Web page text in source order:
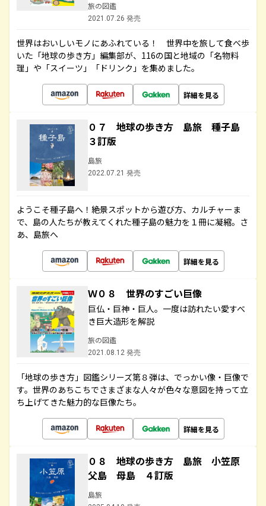
旅の図鑑
2021.07.26 発売
世界はおいしいモノにあふれている！ 世界中を旅して食べ歩
いた「地球の歩き方」編集部が、116の国と地域の「名物料
理」や「スイーツ」「ドリンク」を集めました。
詳細を見る
０７ 地球の歩き方 島旅 種子島
３訂版
島旅
2022.07.21 発売
ようこそ種子島へ！絶景スポットから遊び方、カルチャーま
で、島の人たちが教えてくれた種子島の魅力を１冊に凝縮。さ
あ、島旅へ
詳細を見る
Ｗ０８ 世界のすごい巨像
巨仏・巨神・巨人。一度は訪れたい愛すべ
き巨大造形を解説
旅の図鑑
2021.08.12 発売
「地球の歩き方」図鑑シリーズ第８弾は、でっかい像・巨像で
す。世界のあちこちでさまざまな人々が色々な意図を持って立
ち上げてきた魅力的な巨像たち。
詳細を見る
０８ 地球の歩き方 島旅 小笠原
父島 母島 ４訂版
島旅